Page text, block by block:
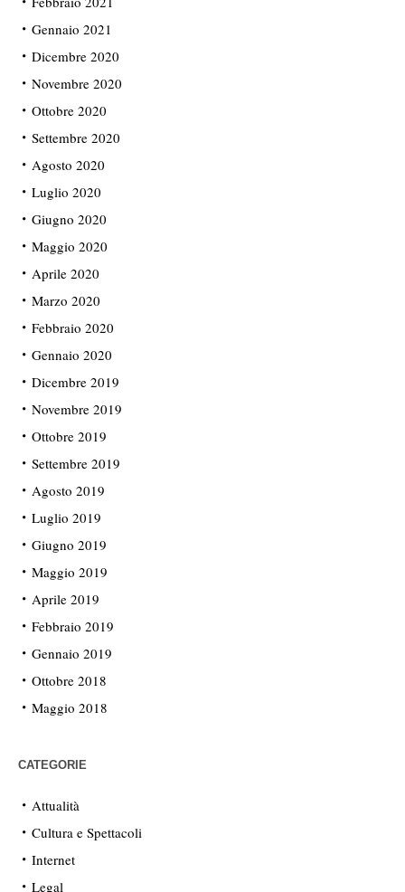
Gennaio 2021
Dicembre 2020
Novembre 2020
Ottobre 2020
Settembre 2020
Agosto 2020
Luglio 2020
Giugno 2020
Maggio 2020
Aprile 2020
Marzo 2020
Febbraio 2020
Gennaio 2020
Dicembre 2019
Novembre 2019
Ottobre 2019
Settembre 2019
Agosto 2019
Luglio 2019
Giugno 2019
Maggio 2019
Aprile 2019
Febbraio 2019
Gennaio 2019
Ottobre 2018
Maggio 2018
CATEGORIE
Attualità
Cultura e Spettacoli
Internet
Legal